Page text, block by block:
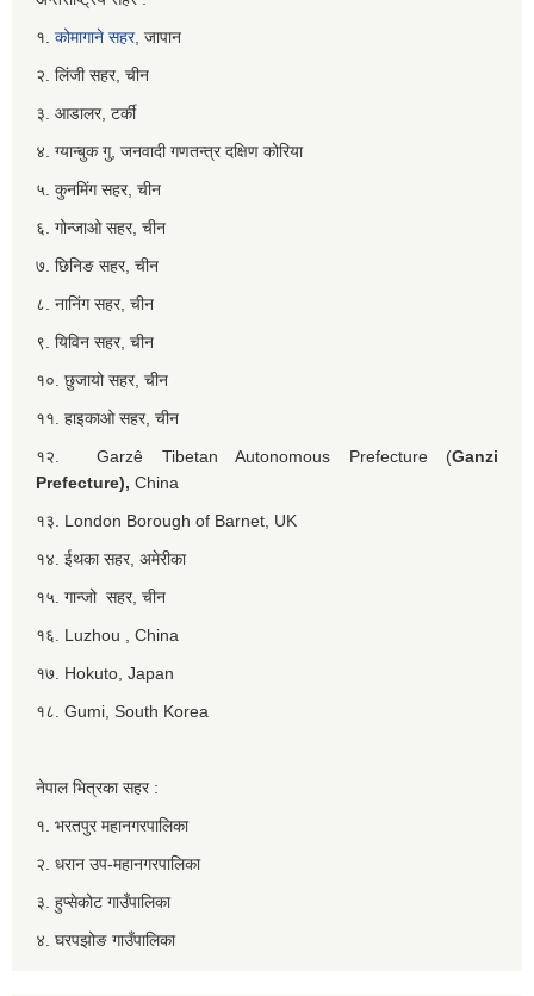
१. कोमागाने सहर, जापान
२. लिंजी सहर, चीन
३. आडालर, टर्की
४. ग्यान्बुक गु, जनवादी गणतन्त्र दक्षिण कोरिया
५. कुनमिंग सहर, चीन
६. गोन्जाओ सहर, चीन
७. छिनिङ सहर, चीन
८. नानिंग सहर, चीन
९. यिविन सहर, चीन
१०. छुजायो सहर, चीन
११. हाइकाओ सहर, चीन
१२. Garzê Tibetan Autonomous Prefecture (Ganzi
Prefecture), China
१३. London Borough of Barnet, UK
१४. ईथका सहर, अमेरीका
१५. गान्जो सहर, चीन
१६. Luzhou , China
१७. Hokuto, Japan
१८. Gumi, South Korea
नेपाल भित्रका सहर :
१. भरतपुर महानगरपालिका
२. धरान उप-महानगरपालिका
३. हुप्सेकोट गाउँपालिका
४. घरपझोङ गाउँपालिका